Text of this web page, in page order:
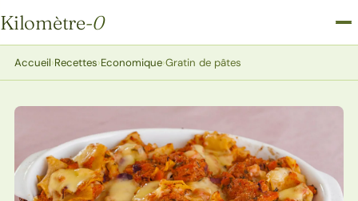
Kilomètre-0
Kilomètre-0
Accueil›Recettes›Economique›Gratin de pâtes